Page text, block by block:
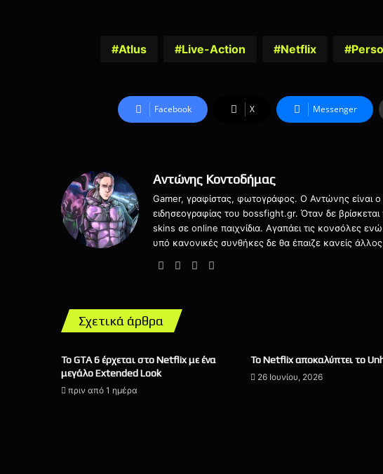
Atlus Live-Action Netflix
Facebook X Messenger
Αντώνης Κοντοδήμας
Gamer, γραφίστας, φωτογράφος. Ο Αντώνης είναι ο
ειδησεογραφίας του bossfight.gr. Όταν δε
skins σε online παιχνίδια. Αγαπάει τις κονσόλες
υπό κανονικές συνθήκες δε θα έπαιζε κανείς
WebsiteFacebook
X
Σχετικά άρθρα
Το GTA 6 έρχεται στο Netflix με ένα
μεγάλο Extended Look
πριν από 1 ημέρα
Το Netflix αποκαλύπτει το
26 Ιουνίου, 2026